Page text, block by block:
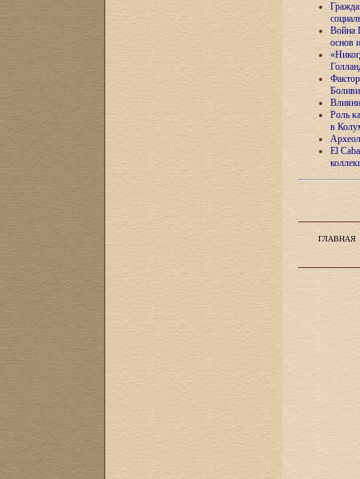
Война
основ
Роль
в
El
ГЛАВНАЯ